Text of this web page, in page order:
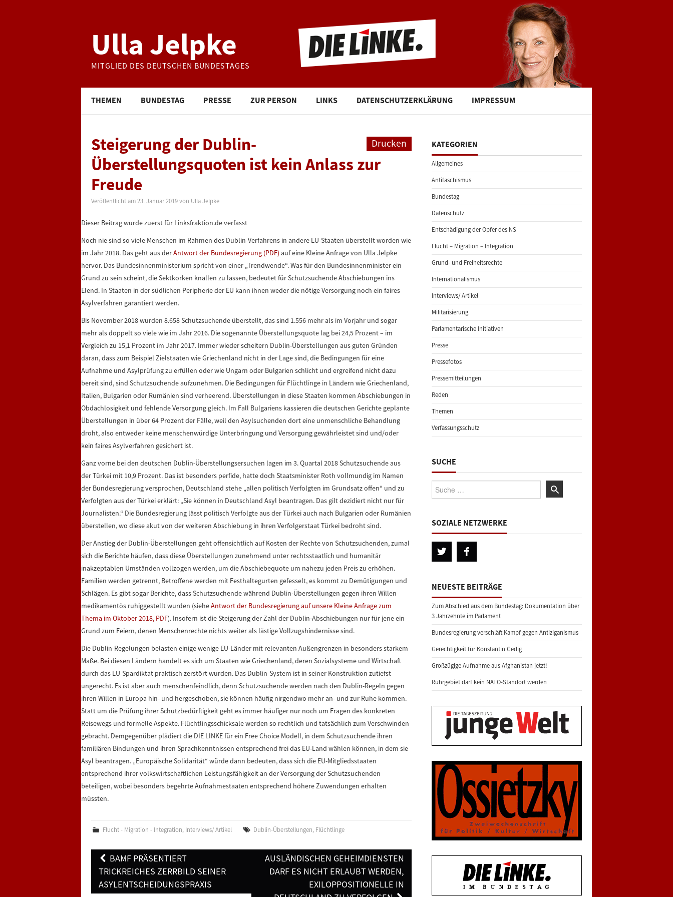
Ulla Jelpke
MITGLIED DES DEUTSCHEN BUNDESTAGES
THEMEN BUNDESTAG PRESSE ZUR PERSON LINKS DATENSCHUTZERKLÄRUNG IMPRESSUM
Drucken
Steigerung der Dublin-
Überstellungsquoten ist kein Anlass zur
Freude
Veröffentlicht am 23. Januar 2019 von Ulla Jelpke
Dieser Beitrag wurde zuerst für Linksfraktion.de verfasst
Noch nie sind so viele Menschen im Rahmen des Dublin-Verfahrens in andere EU-Staaten überstellt worden wie
im Jahr 2018. Das geht aus derAntwort der Bundesregierung (PDF) auf eine Kleine Anfrage von Ulla Jelpke
hervor. Das Bundesinnenministerium spricht von einer „Trendwende“. Was für den Bundesinnenminister ein
Grund zu sein scheint, die Sektkorken knallen zu lassen, bedeutet für Schutzsuchende Abschiebungen ins
Elend. In Staaten in der südlichen Peripherie der EU kann ihnen weder die nötige Versorgung noch ein faires
Asylverfahren garantiert werden.
Bis November 2018 wurden 8.658 Schutzsuchende überstellt, das sind 1.556 mehr als im Vorjahr und sogar
mehr als doppelt so viele wie im Jahr 2016. Die sogenannte Überstellungsquote lag bei 24,5 Prozent – im
Vergleich zu 15,1 Prozent im Jahr 2017. Immer wieder scheitern Dublin-Überstellungen aus guten Gründen
daran, dass zum Beispiel Zielstaaten wie Griechenland nicht in der Lage sind, die Bedingungen für eine
Aufnahme und Asylprüfung zu erfüllen oder wie Ungarn oder Bulgarien schlicht und ergreifend nicht dazu
bereit sind, sind Schutzsuchende aufzunehmen. Die Bedingungen für Flüchtlinge in Ländern wie Griechenland,
Italien, Bulgarien oder Rumänien sind verheerend. Überstellungen in diese Staaten kommen Abschiebungen in
Obdachlosigkeit und fehlende Versorgung gleich. Im Fall Bulgariens kassieren die deutschen Gerichte geplante
Überstellungen in über 64 Prozent der Fälle, weil den Asylsuchenden dort eine unmenschliche Behandlung
droht, also entweder keine menschenwürdige Unterbringung und Versorgung gewährleistet sind und/oder
kein faires Asylverfahren gesichert ist.
Ganz vorne bei den deutschen Dublin-Überstellungsersuchen lagen im 3. Quartal 2018 Schutzsuchende aus
der Türkei mit 10,9 Prozent. Das ist besonders perfide, hatte doch Staatsminister Roth vollmundig im Namen
der Bundesregierung versprochen, Deutschland stehe „allen politisch Verfolgten im Grundsatz offen“ und zu
Verfolgten aus der Türkei erklärt: „Sie können in Deutschland Asyl beantragen. Das gilt dezidiert nicht nur für
Journalisten.“ Die Bundesregierung lässt politisch Verfolgte aus der Türkei auch nach Bulgarien oder Rumänien
überstellen, wo diese akut von der weiteren Abschiebung in ihren Verfolgerstaat Türkei bedroht sind.
Der Anstieg der Dublin-Überstellungen geht offensichtlich auf Kosten der Rechte von Schutzsuchenden, zumal
sich die Berichte häufen, dass diese Überstellungen zunehmend unter rechtsstaatlich und humanitär
inakzeptablen Umständen vollzogen werden, um die Abschiebequote um nahezu jeden Preis zu erhöhen.
Familien werden getrennt, Betroffene werden mit Festhaltegurten gefesselt, es kommt zu Demütigungen und
Schlägen. Es gibt sogar Berichte, dass Schutzsuchende während Dublin-Überstellungen gegen ihren Willen
medikamentös ruhiggestellt wurden (sieheAntwort der Bundesregierung auf unsere Kleine Anfrage zum
Thema im Oktober 2018, PDF). Insofern ist die Steigerung der Zahl der Dublin-Abschiebungen nur für jene ein
Grund zum Feiern, denen Menschenrechte nichts weiter als lästige Vollzugshindernisse sind.
Die Dublin-Regelungen belasten einige wenige EU-Länder mit relevanten Außengrenzen in besonders starkem
Maße. Bei diesen Ländern handelt es sich um Staaten wie Griechenland, deren Sozialsysteme und Wirtschaft
durch das EU-Spardiktat praktisch zerstört wurden. Das Dublin-System ist in seiner Konstruktion zutiefst
ungerecht. Es ist aber auch menschenfeindlich, denn Schutzsuchende werden nach den Dublin-Regeln gegen
ihren Willen in Europa hin- und hergeschoben, sie können häufig nirgendwo mehr an- und zur Ruhe kommen.
Statt um die Prüfung ihrer Schutzbedürftigkeit geht es immer häufiger nur noch um Fragen des konkreten
Reisewegs und formelle Aspekte. Flüchtlingsschicksale werden so rechtlich und tatsächlich zum Verschwinden
gebracht. Demgegenüber plädiert die DIE LINKE für ein Free Choice Modell, in dem Schutzsuchende ihren
familiären Bindungen und ihren Sprachkenntnissen entsprechend frei das EU-Land wählen können, in dem sie
Asyl beantragen. „Europäische Solidarität“ würde dann bedeuten, dass sich die EU-Mitgliedsstaaten
entsprechend ihrer volkswirtschaftlichen Leistungsfähigkeit an der Versorgung der Schutzsuchenden
beteiligen, wobei besonders begehrte Aufnahmestaaten entsprechend höhere Zuwendungen erhalten
müssten.
Flucht - Migration - Integration, Interviews/ Artikel Dublin-Überstellungen, Flüchtlinge
Post
navigation
BAMF PRÄSENTIERT
TRICKREICHES ZERRBILD SEINER
ASYLENTSCHEIDUNGSPRAXIS
AUSLÄNDISCHEN GEHEIMDIENSTEN
DARF ES NICHT ERLAUBT WERDEN,
EXILOPPOSITIONELLE IN
KATEGORIEN
Allgemeines
Antifaschismus
Bundestag
Datenschutz
Entschädigung der Opfer des NS
Flucht – Migration – Integration
Grund- und Freiheitsrechte
Internationalismus
Interviews/ Artikel
Militarisierung
Parlamentarische Initiativen
Presse
Pressefotos
Pressemitteilungen
Reden
Themen
Verfassungsschutz
SUCHE
Suche:
SOZIALE NETZWERKE
NEUESTE BEITRÄGE
Zum Abschied aus dem Bundestag: Dokumentation über
3 Jahrzehnte im Parlament
Bundesregierung verschläft Kampf gegen Antiziganismus
Gerechtigkeit für Konstantin Gedig
Großzügige Aufnahme aus Afghanistan jetzt!
Ruhrgebiet darf kein NATO-Standort werden